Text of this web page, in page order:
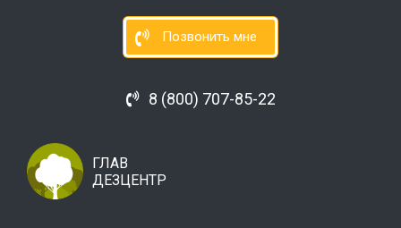
Позвонить мне
8 (800) 707-85-22
ГЛАВ
ДЕЗЦЕНТР